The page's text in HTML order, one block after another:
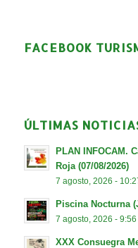
FACEBOOK
ÚLTIMAS
PLAN INFOCAM.
Roja (07/08/2026)
7 agosto, 2026 -
Piscina Nocturna
7 agosto, 2026 - 9:56
XXX Consuegra